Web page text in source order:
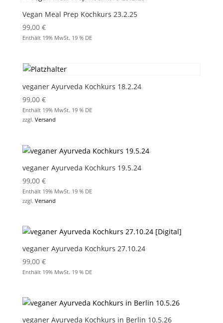
Vegan Meal Prep Kochkurs 23.2.25
99,00 €
Enthält 19% MwSt. 19 % DE
veganer Ayurveda Kochkurs 18.2.24
99,00 €
Enthält 19% MwSt. 19 % DE
zzgl. Versand
veganer Ayurveda Kochkurs 19.5.24
99,00 €
Enthält 19% MwSt. 19 % DE
zzgl. Versand
veganer Ayurveda Kochkurs 27.10.24
99,00 €
Enthält 19% MwSt. 19 % DE
veganer Ayurveda Kochkurs in Berlin 10.5.26